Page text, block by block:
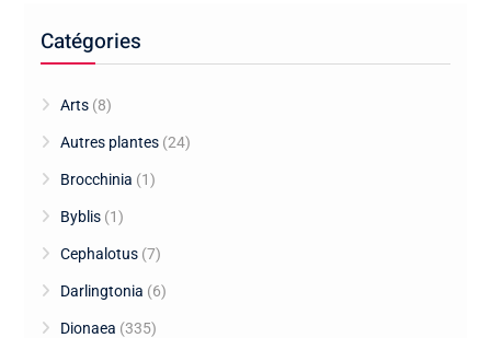
Catégories
Arts (8)
Autres plantes (24)
Brocchinia (1)
Byblis (1)
Cephalotus (7)
Darlingtonia (6)
Dionaea (335)